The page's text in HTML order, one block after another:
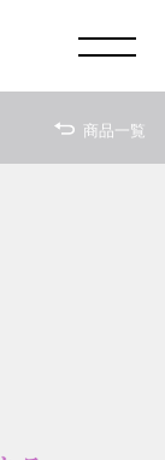
58 TH
商品一覧